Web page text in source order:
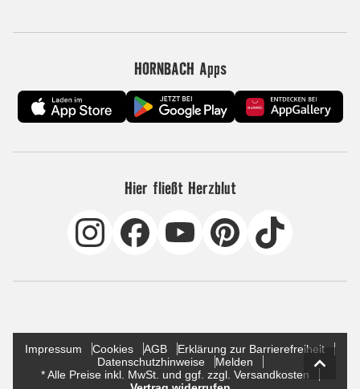
HORNBACH Apps
Hier fließt Herzblut
Impressum Cookies AGB
Erklärung zur Barrierefreiheit
Datenschutzhinweise
Melden
* Alle Preise inkl. MwSt. und ggf. zzgl. Versandkosten